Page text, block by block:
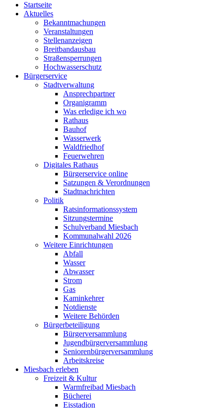
Startseite
Aktuelles
Bekanntmachungen
Veranstaltungen
Stellenanzeigen
Breitbandausbau
Straßensperrungen
Hochwasserschutz
Bürgerservice
Stadtverwaltung
Ansprechpartner
Organigramm
Was erledige ich wo
Rathaus
Bauhof
Wasserwerk
Waldfriedhof
Feuerwehren
Digitales Rathaus
Bürgerservice online
Satzungen & Verordnungen
Stadtnachrichten
Politik
Ratsinformationssystem
Sitzungstermine
Schulverband Miesbach
Kommunalwahl 2026
Weitere Einrichtungen
Abfall
Wasser
Abwasser
Strom
Gas
Kaminkehrer
Notdienste
Weitere Behörden
Bürgerbeteiligung
Bürgerversammlung
Jugendbürgerversammlung
Seniorenbürgerversammlung
Arbeitskreise
Miesbach erleben
Freizeit & Kultur
Warmfreibad Miesbach
Bücherei
Eisstadion